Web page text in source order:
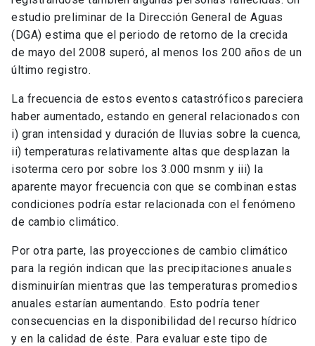
estudio preliminar de la Dirección General de Aguas
(DGA) estima que el periodo de retorno de la crecida
de mayo del 2008 superó, al menos los 200 años de un
último registro.
La frecuencia de estos eventos catastróficos pareciera
haber aumentado, estando en general relacionados con
i) gran intensidad y duración de lluvias sobre la cuenca,
ii) temperaturas relativamente altas que desplazan la
isoterma cero por sobre los 3.000 msnm y iii) la
aparente mayor frecuencia con que se combinan estas
condiciones podría estar relacionada con el fenómeno
de cambio climático.
Por otra parte, las proyecciones de cambio climático
para la región indican que las precipitaciones anuales
disminuirían mientras que las temperaturas promedios
anuales estarían aumentando. Esto podría tener
consecuencias en la disponibilidad del recurso hídrico
y en la calidad de éste. Para evaluar este tipo de